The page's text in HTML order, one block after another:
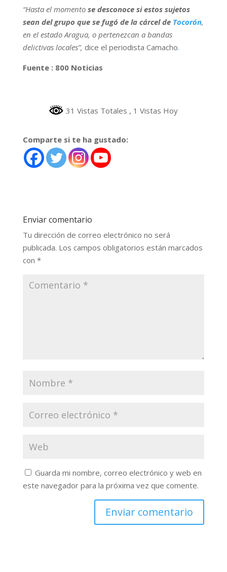
“Hasta el momentose desconoce si estos sujetos
sean del grupo que se fugó de la cárcel de Tocorón,
en el estado Aragua, o pertenezcan a bandas
delictivas locales”, dice el periodista Camacho.
Fuente : 800 Noticias
31 Vistas Totales , 1 Vistas Hoy
Comparte si te ha gustado:
Enviar comentario
Tu dirección de correo electrónico no será
publicada. Los campos obligatorios están marcados
con *
Guarda mi nombre, correo electrónico y web en
este navegador para la próxima vez que comente.